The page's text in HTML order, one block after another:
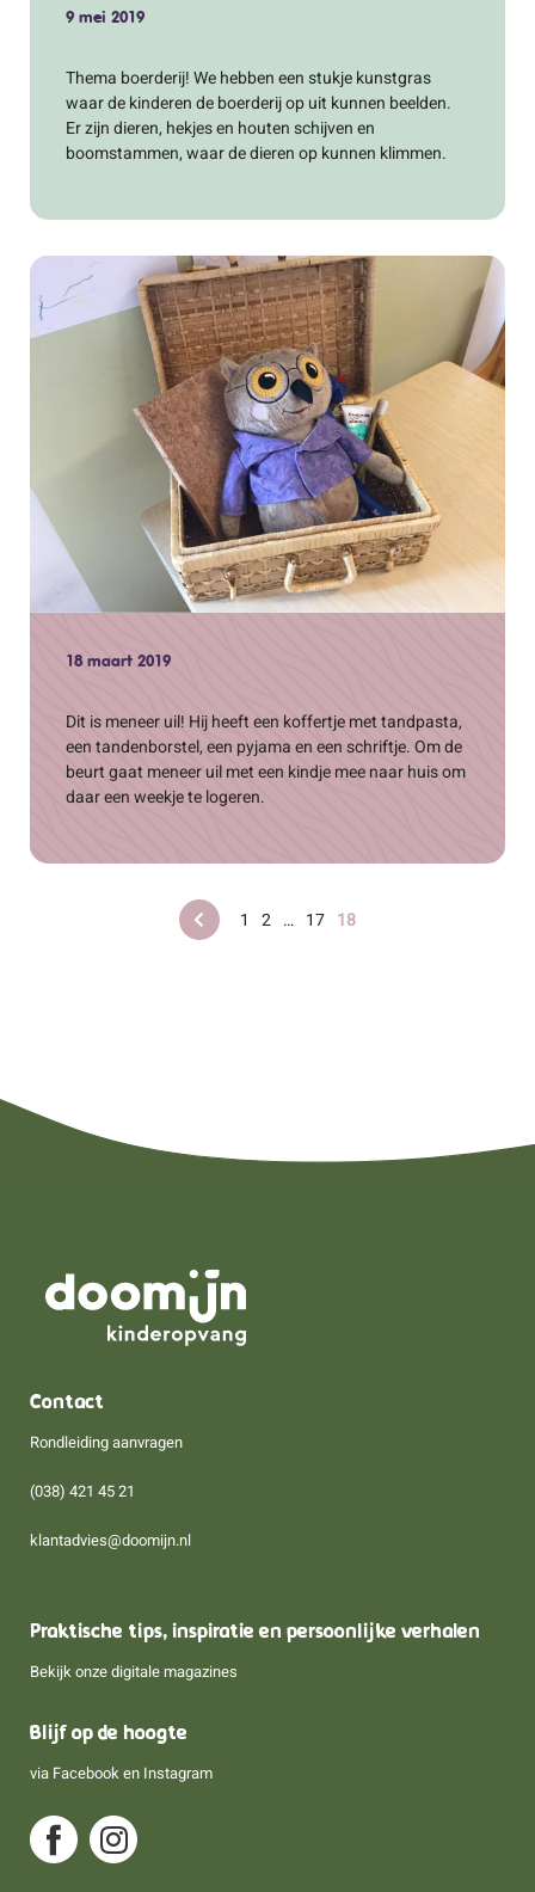
9 mei 2019
Thema boerderij! We hebben een stukje kunstgras
waar de kinderen de boerderij op uit kunnen beelden.
Er zijn dieren, hekjes en houten schijven en
boomstammen, waar de dieren op kunnen klimmen.
18 maart 2019
Dit is meneer uil! Hij heeft een koffertje met tandpasta,
een tandenborstel, een pyjama en een schriftje. Om de
beurt gaat meneer uil met een kindje mee naar huis om
daar een weekje te logeren.
1 2 … 17 18
Contact
Rondleiding aanvragen
(038) 421 45 21
klantadvies@doomijn.nl
Praktische tips, inspiratie en persoonlijke verhalen
Bekijk onze digitale magazines
Blijf op de hoogte
via Facebook en Instagram